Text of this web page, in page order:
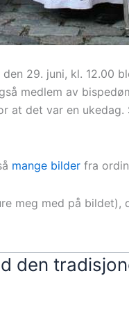
29. juni, kl. 12.00
medlem av
at det var en
mange bilder fra
meg med på
den